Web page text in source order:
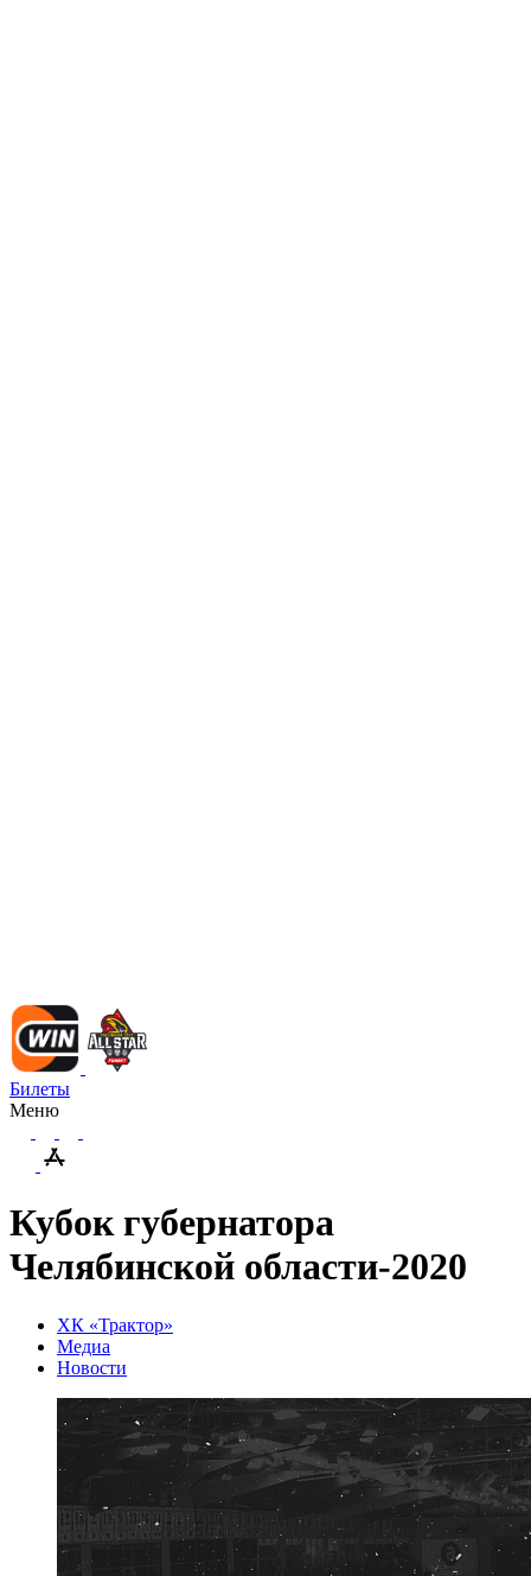
Билеты
Меню
Кубок губернатора
Челябинской области-2020
ХК «Трактор»
Медиа
Новости